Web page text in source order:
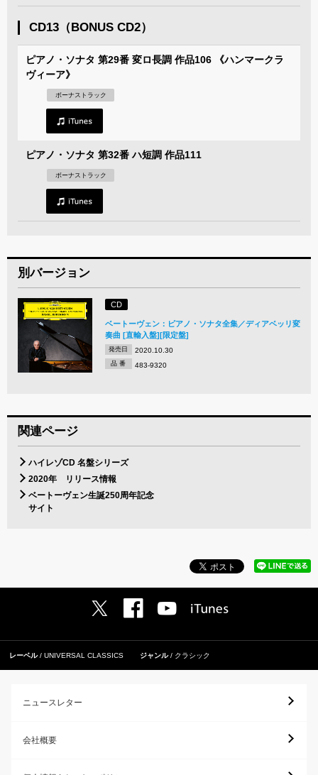
CD13（BONUS CD2）
ピアノ・ソナタ 第29番 変ロ長調 作品106 《ハンマークラ
ヴィーア》
ボーナストラック
ピアノ・ソナタ 第32番 ハ短調 作品111
ボーナストラック
別バージョン
CD
ベートーヴェン：ピアノ・ソナタ全集／ディアベッリ変
奏曲 [直輸入盤][限定盤]
発売日 2020.10.30
品 番 483-9320
関連ページ
ハイレゾCD 名盤シリーズ
2020年 リリース情報
ベートーヴェン生誕250周年記念
サイト
レーベル UNIVERSAL CLASSICS ジャンル クラシック
ニュースレター
会社概要